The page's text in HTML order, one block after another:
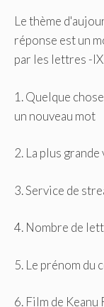
Le thème
réponse est un
par les lettres -
1. Quelque
un nouveau mot
2. La plus
3. Service de
4. Nombre de
5. Le prénom du
6. Film de